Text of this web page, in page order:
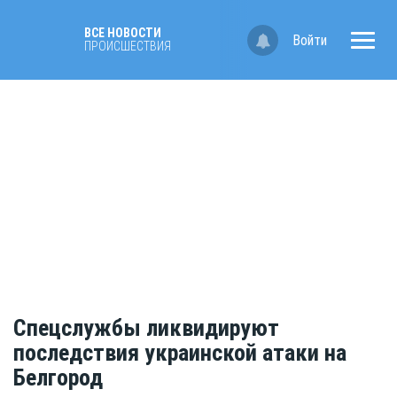
ВСЕ НОВОСТИ
ПРОИСШЕСТВИЯ
Войти
Спецслужбы ликвидируют
последствия украинской атаки на
Белгород